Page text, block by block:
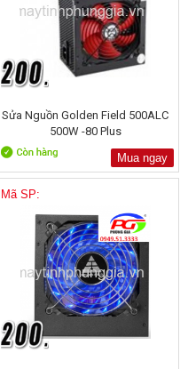
Sửa Nguồn Golden Field 500ALC
500W -80 Plus
Mua ngay
Mã SP: